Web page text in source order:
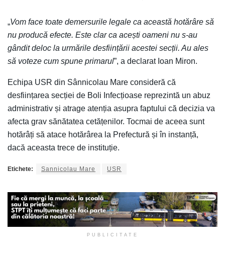
„Vom face toate demersurile legale ca această hotărâre să
nu producă efecte. Este clar ca acești oameni nu s-au
gândit deloc la urmările desființării acestei secții. Au ales
să voteze cum spune primarul”, a declarat Ioan Miron.
Echipa USR din Sânnicolau Mare consideră că
desființarea secției de Boli Infecțioase reprezintă un abuz
administrativ și atrage atenția asupra faptului că decizia va
afecta grav sănătatea cetățenilor. Tocmai de aceea sunt
hotărâți să atace hotărârea la Prefectură și în instanță,
dacă aceasta trece de instituție.
Etichete: Sannicolau Mare USR
PUBLICITATE